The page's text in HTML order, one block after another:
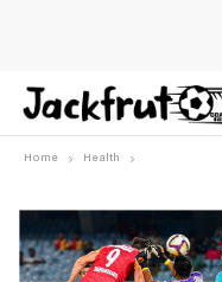
Home Health